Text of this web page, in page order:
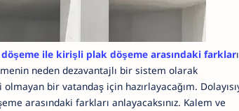
ile kirişli plak döşeme arasındaki farkları
neden dezavantajlı bir sistem olarak
bir vatandaş için hazırlayacağım.
arasındaki farkları anlayacaksınız. Kalem ve